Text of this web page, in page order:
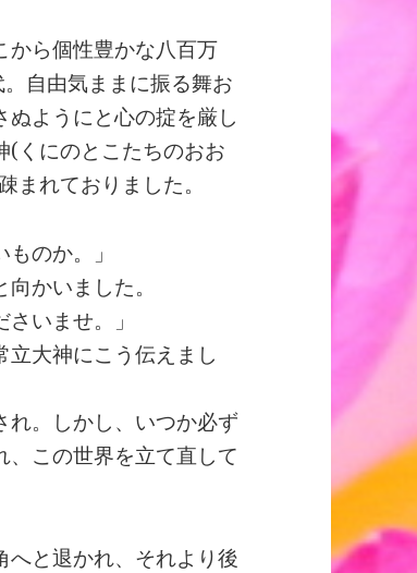
から個性豊かな八百万
自由気ままに振る舞お
ようにと心の掟を厳し
(くにのとこたちのおお
れておりました。
のか。」
かいました。
いませ。」
大神にこう伝えまし
れ。しかし、いつか必ず
この世界を立て直して
へと退かれ、それより後